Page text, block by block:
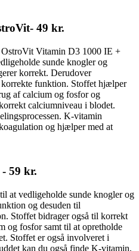
49 kr.
OstroVit Vitamin D3 1000 IE +
sunde knogler og
korrekt. Derudover
korrekte funktion. Stoffet hjælper
af calcium og fosfor og
calciumniveau i blodet.
K-vitamin
og hjælper med at
59 kr.
at vedligeholde sunde knogler og
og desuden til
Stoffet bidrager også til korrekt
og fosfor samt til at opretholde
Stoffet er også involveret i
kan du også finde K-vitamin,